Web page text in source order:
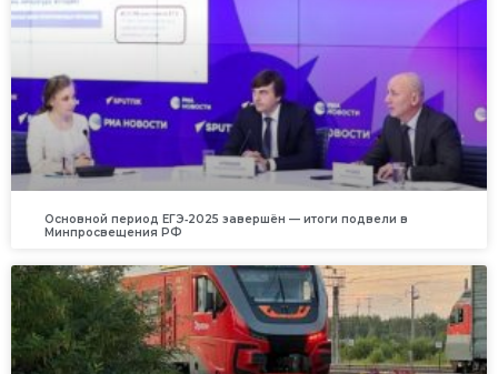
Основной период ЕГЭ‑2025 завершён — итоги подвели в
Минпросвещения РФ